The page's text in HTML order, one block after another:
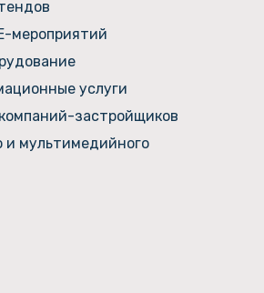
мероприятий
услуги
застройщиков
и мультимедийного